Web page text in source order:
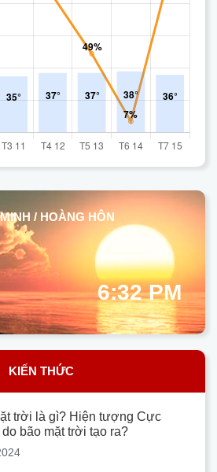
/ HOÀNG HÔN
6:32 PM
KIẾN THỨC
trời là gì? Hiện tượng Cực
bão mặt trời tạo ra?